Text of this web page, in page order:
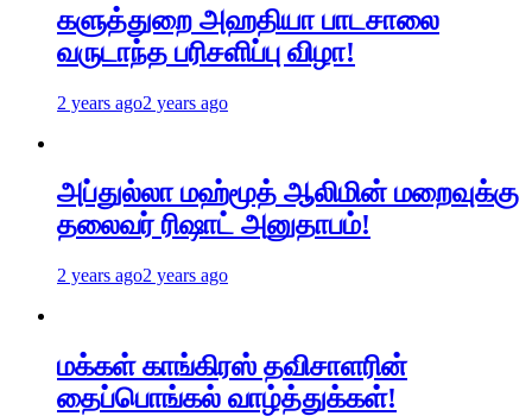
களுத்துறை அஹதியா பாடசாலை
வருடாந்த பரிசளிப்பு விழா!
2 years ago2 years ago
அப்துல்லா மஹ்மூத் ஆலிமின் மறைவுக்கு
தலைவர் ரிஷாட் அனுதாபம்!
2 years ago2 years ago
மக்கள் காங்கிரஸ் தவிசாளரின்
தைப்பொங்கல் வாழ்த்துக்கள்!